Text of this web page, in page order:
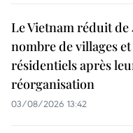
Le Vietnam réduit de
nombre de villages
résidentiels après
réorganisation
03/08/2026 13:42